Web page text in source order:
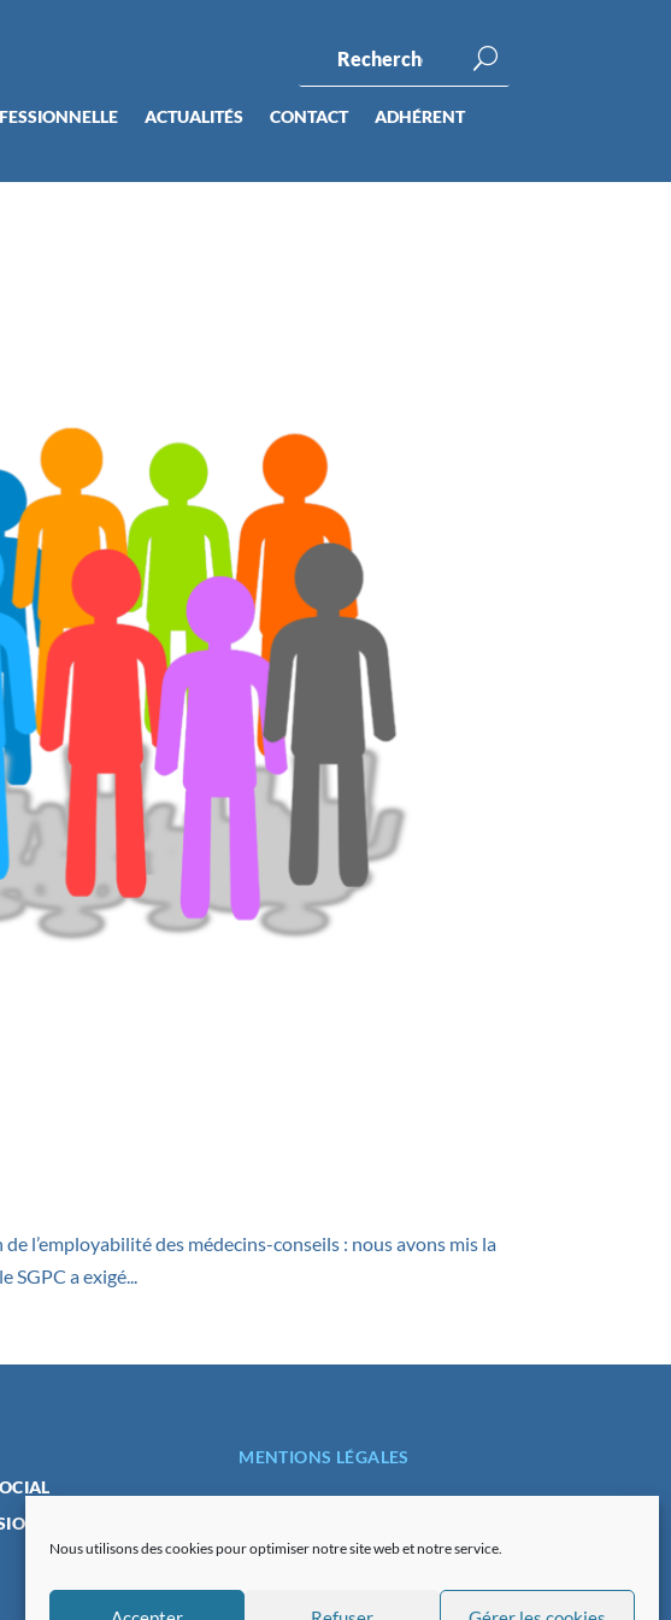
Nous utilisons des cookies pour optimiser notre site web et notre service.
ACTUALITÉS CONTACT ADHÉRENT
l’employabilité des médecins-conseils : nous avons mis la
a exigé...
MENTIONS LÉGALES